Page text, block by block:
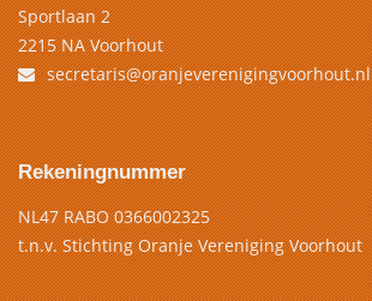
Sportlaan 2
2215 NA Voorhout
secretaris@oranjeverenigingvoorhout.nl
Rekeningnummer
NL47 RABO 0366002325
t.n.v. Stichting Oranje Vereniging Voorhout